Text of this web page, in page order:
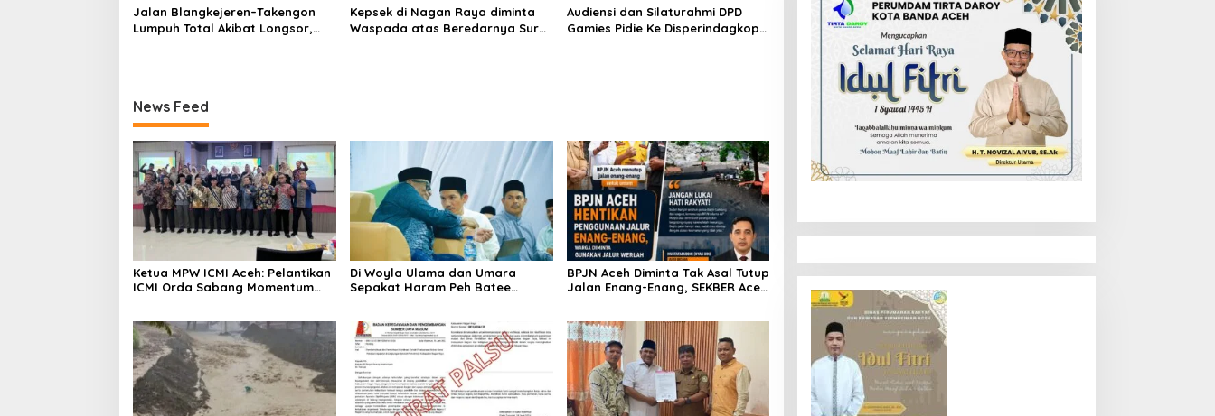
Jalan Blangkejeren–Takengon
Lumpuh Total Akibat Longsor,
Kepsek di Nagan Raya diminta
Waspada atas Beredarnya Surat
Audiensi dan Silaturahmi DPD
Gamies Pidie Ke Disperindagkop
News Feed
Ketua MPW ICMI Aceh: Pelantikan
ICMI Orda Sabang Momentum
Di Woyla Ulama dan Umara
Sepakat Haram Peh Batee
BPJN Aceh Diminta Tak Asal Tutup
Jalan Enang-Enang, SEKBER Aceh
Gayo”